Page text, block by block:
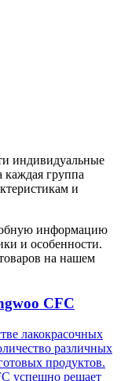
индивидуальные
каждая группа
и
информацию
и особенности.
на нашем
СFC
лакокрасочных
различных
продуктов.
успешно решает